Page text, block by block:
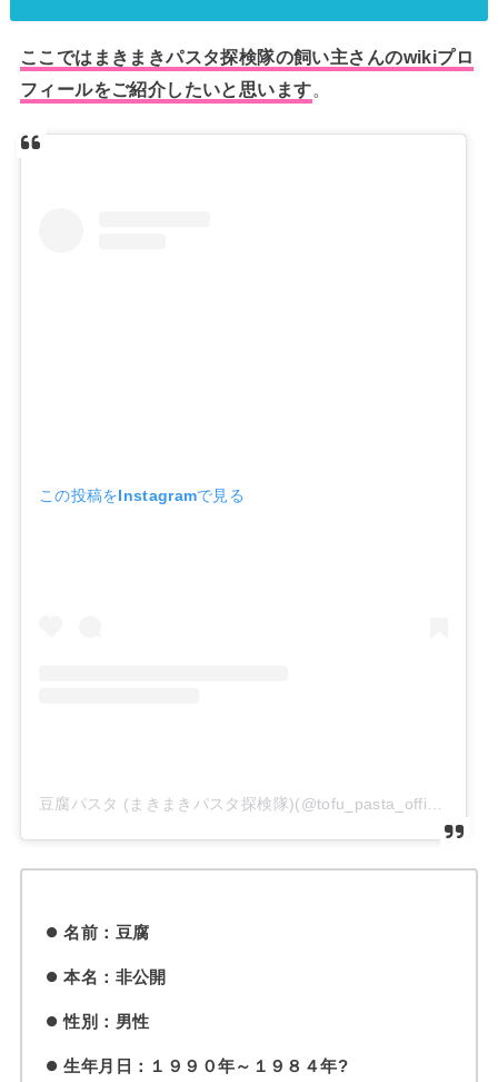
ここではまきまきパスタ探検隊の飼い主さんのwikiプロ
フィールをご紹介したいと思います
この投稿をInstagramで見る
名前：豆腐
本名：非公開
性別：男性
生年月日：１９９０年～１９８４年?